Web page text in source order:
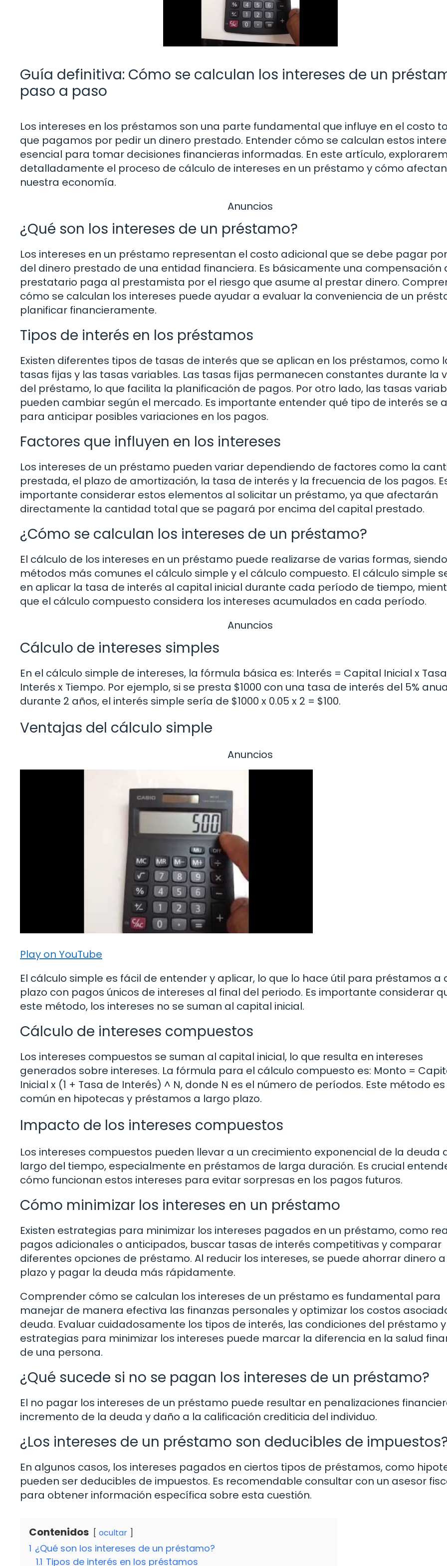
Guía definitiva: Cómo se calculan los intereses de un
paso a paso
Los intereses en los préstamos son una parte fundamental que influye en el costo
que pagamos por pedir un dinero prestado. Entender cómo se calculan estos
esencial para tomar decisiones financieras informadas. En este artículo,
detalladamente el proceso de cálculo de intereses en un préstamo y cómo afectan
nuestra economía.
Anuncios
¿Qué son los intereses de un préstamo?
Los intereses en un préstamo representan el costo adicional que se debe pagar
del dinero prestado de una entidad financiera. Es básicamente una compensación
prestatario paga al prestamista por el riesgo que asume al prestar dinero.
cómo se calculan los intereses puede ayudar a evaluar la conveniencia de un
planificar financieramente.
Tipos de interés en los préstamos
Existen diferentes tipos de tasas de interés que se aplican en los préstamos, como
tasas fijas y las tasas variables. Las tasas fijas permanecen constantes durante la
del préstamo, lo que facilita la planificación de pagos. Por otro lado, las tasas
pueden cambiar según el mercado. Es importante entender qué tipo de interés se
para anticipar posibles variaciones en los pagos.
Factores que influyen en los intereses
Los intereses de un préstamo pueden variar dependiendo de factores como la
prestada, el plazo de amortización, la tasa de interés y la frecuencia de los pagos.
importante considerar estos elementos al solicitar un préstamo, ya que afectarán
directamente la cantidad total que se pagará por encima del capital prestado.
¿Cómo se calculan los intereses de un préstamo?
El cálculo de los intereses en un préstamo puede realizarse de varias formas,
métodos más comunes el cálculo simple y el cálculo compuesto. El cálculo simple
en aplicar la tasa de interés al capital inicial durante cada período de tiempo,
que el cálculo compuesto considera los intereses acumulados en cada período.
Anuncios
Cálculo de intereses simples
En el cálculo simple de intereses, la fórmula básica es: Interés = Capital Inicial x
Interés x Tiempo. Por ejemplo, si se presta $1000 con una tasa de interés del 5%
durante 2 años, el interés simple sería de $1000 x 0.05 x 2 = $100.
Ventajas del cálculo simple
Anuncios
Play on YouTube
El cálculo simple es fácil de entender y aplicar, lo que lo hace útil para préstamos a
plazo con pagos únicos de intereses al final del periodo. Es importante considerar
este método, los intereses no se suman al capital inicial.
Cálculo de intereses compuestos
Los intereses compuestos se suman al capital inicial, lo que resulta en intereses
generados sobre intereses. La fórmula para el cálculo compuesto es: Monto =
Inicial x (1 + Tasa de Interés) ^ N, donde N es el número de períodos. Este método es
común en hipotecas y préstamos a largo plazo.
Impacto de los intereses compuestos
Los intereses compuestos pueden llevar a un crecimiento exponencial de la deuda
largo del tiempo, especialmente en préstamos de larga duración. Es crucial
cómo funcionan estos intereses para evitar sorpresas en los pagos futuros.
Cómo minimizar los intereses en un préstamo
Existen estrategias para minimizar los intereses pagados en un préstamo, como
pagos adicionales o anticipados, buscar tasas de interés competitivas y comparar
diferentes opciones de préstamo. Al reducir los intereses, se puede ahorrar dinero
plazo y pagar la deuda más rápidamente.
Comprender cómo se calculan los intereses de un préstamo es fundamental para
manejar de manera efectiva las finanzas personales y optimizar los costos
deuda. Evaluar cuidadosamente los tipos de interés, las condiciones del préstamo
estrategias para minimizar los intereses puede marcar la diferencia en la salud
de una persona.
¿Qué sucede si no se pagan los intereses de un préstamo?
El no pagar los intereses de un préstamo puede resultar en penalizaciones
incremento de la deuda y daño a la calificación crediticia del individuo.
¿Los intereses de un préstamo son deducibles de
En algunos casos, los intereses pagados en ciertos tipos de préstamos, como
pueden ser deducibles de impuestos. Es recomendable consultar con un asesor
para obtener información específica sobre esta cuestión.
Contenidos ocultar
1 ¿Qué son los intereses de un préstamo?
1.1 Tipos de interés en los préstamos